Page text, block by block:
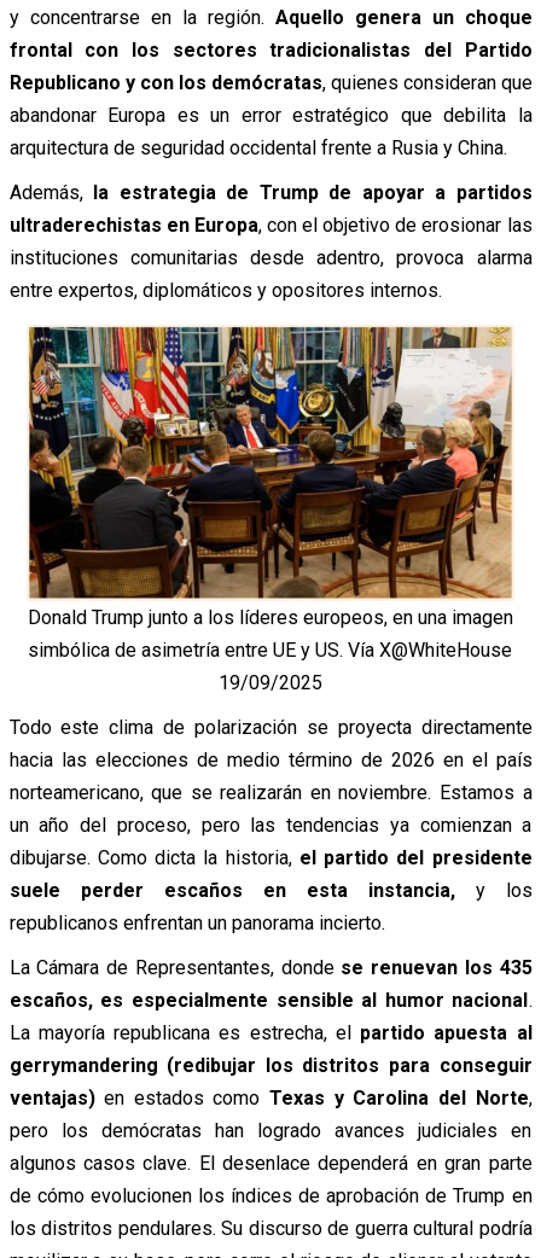
y concentrarse en la región. Aquello genera un choque
frontal con los sectores tradicionalistas del Partido
Republicano y con los demócratas, quienes consideran que
abandonar Europa es un error estratégico que debilita la
arquitectura de seguridad occidental frente a Rusia y China.
Además, la estrategia de Trump de apoyar a partidos
ultraderechistas en Europa, con el objetivo de erosionar las
instituciones comunitarias desde adentro, provoca alarma
entre expertos, diplomáticos y opositores internos.
Donald Trump junto a los líderes europeos, en una imagen
simbólica de asimetría entre UE y US. Vía X@WhiteHouse
19/09/2025
Todo este clima de polarización se proyecta directamente
hacia las elecciones de medio término de 2026 en el país
norteamericano, que se realizarán en noviembre. Estamos a
un año del proceso, pero las tendencias ya comienzan a
dibujarse. Como dicta la historia, el partido del presidente
suele perder escaños en esta instancia,y los
republicanos enfrentan un panorama incierto.
La Cámara de Representantes, donde se renuevan los 435
escaños, es especialmente sensible al humor nacional.
La mayoría republicana es estrecha, elpartido apuesta al
gerrymandering (redibujar los distritos para conseguir
ventajas)en estados como Texas y Carolina del Norte,
pero los demócratas han logrado avances judiciales en
algunos casos clave. El desenlace dependerá en gran parte
de cómo evolucionen los índices de aprobación de Trump en
los distritos pendulares. Su discurso de guerra cultural podría